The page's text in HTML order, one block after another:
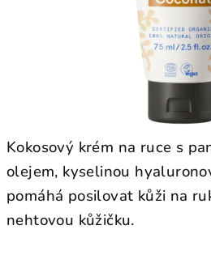
Kokosový krém na ruce s
olejem, kyselinou
pomáhá posilovat kůži na
nehtovou kůžičku.